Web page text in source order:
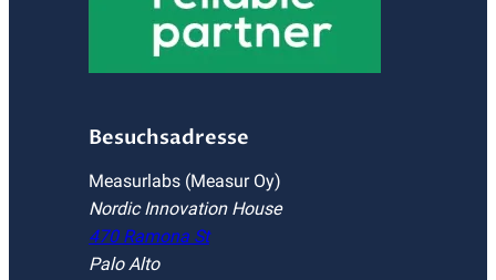
Besuchsadresse
Measurlabs (Measur Oy)
Nordic Innovation House
470 Ramona St
Palo Alto